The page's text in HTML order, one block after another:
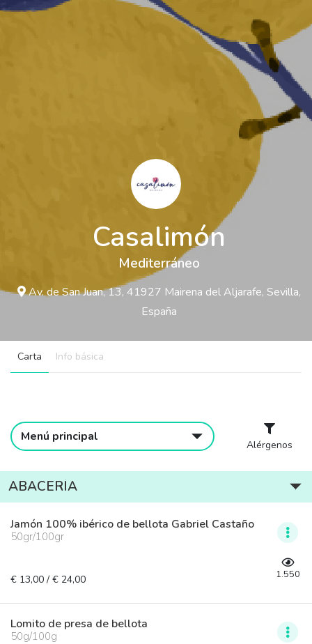
Casalimón
Mediterráneo
Av. de San Juan, 13, 41927 Mairena del Aljarafe, Sevilla,
España
Carta Info básica
Menú principal
Alérgenos
ABACERÍA
Jamón 100% ibérico de bellota Gabriel Castaño
50gr/100gr
€ 13,00 / € 24,00 1.550
Lomito de presa de bellota
50g/100g